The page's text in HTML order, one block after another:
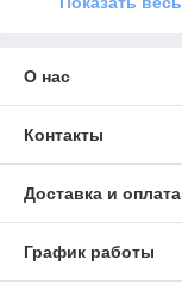
О нас
Контакты
Доставка и оплата
График работы